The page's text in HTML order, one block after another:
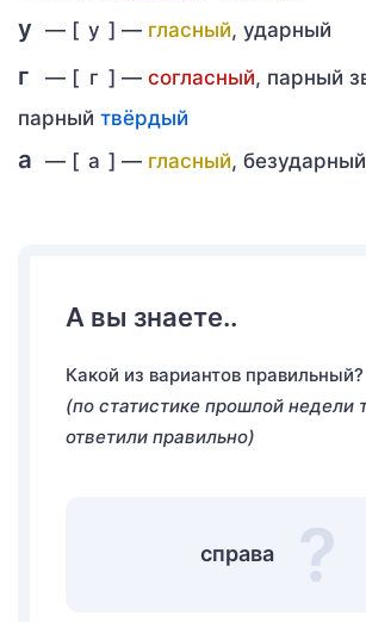
у — [ у ] — гласный, ударный
г — [ г ] — согласный, парный
парный твёрдый
а — [ а ] — гласный, безударный
А вы знаете..
Какой из вариантов правильный?
(по статистике прошлой недели
ответили правильно)
справа